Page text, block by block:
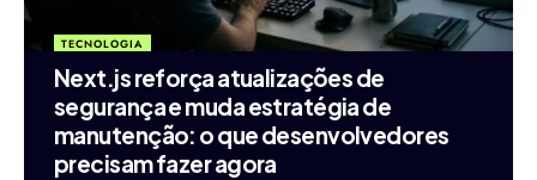
TECNOLOGIA
Next.js reforça atualizações de
segurança e muda estratégia de
manutenção: o que desenvolvedores
precisam fazer agora